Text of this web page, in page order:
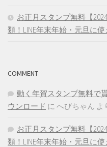
お正月スタンプ無料【
類！LINE年末年始・元旦に
COMMENT
動く年賀スタンプ無料で
ウンロード に へびちゃん よ
お正月スタンプ無料【
類！LINE年末年始・元旦に